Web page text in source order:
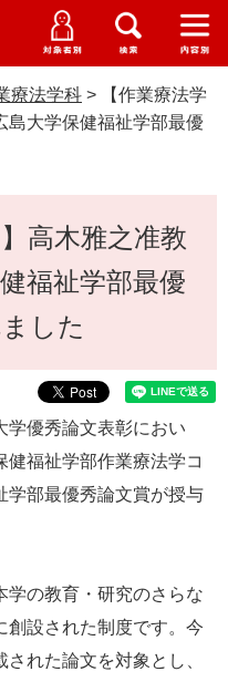
ニ
ュ
ー
ニ
ニ
ュ
ー
ト
体 한국어
すべて ページ PDF
療法学科 >
【作業療法学
島大学保健福祉学部最優
高木雅之准教
福祉学部最優
した
学優秀論文表彰におい
福祉学部作業療法学コ
学部最優秀論文賞が授与
学の教育・研究のさらな
創設された制度です。今
れた論文を対象とし、